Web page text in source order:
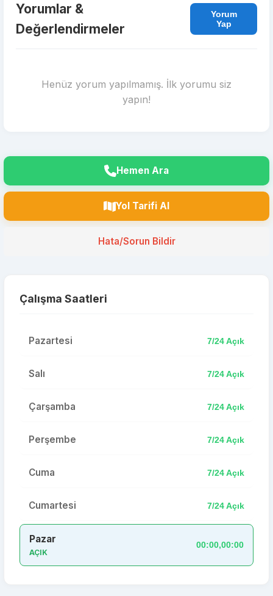
Yorumlar &
Değerlendirmeler
Yorum
Yap
Henüz yorum yapılmamış. İlk yorumu siz
yapın!
Hemen Ara
Yol Tarifi Al
Hata/Sorun Bildir
Çalışma Saatleri
Pazartesi 7/24 Açık
Salı 7/24 Açık
Çarşamba 7/24 Açık
Perşembe 7/24 Açık
Cuma 7/24 Açık
Cumartesi 7/24 Açık
Pazar
AÇIK
00:00,00:00